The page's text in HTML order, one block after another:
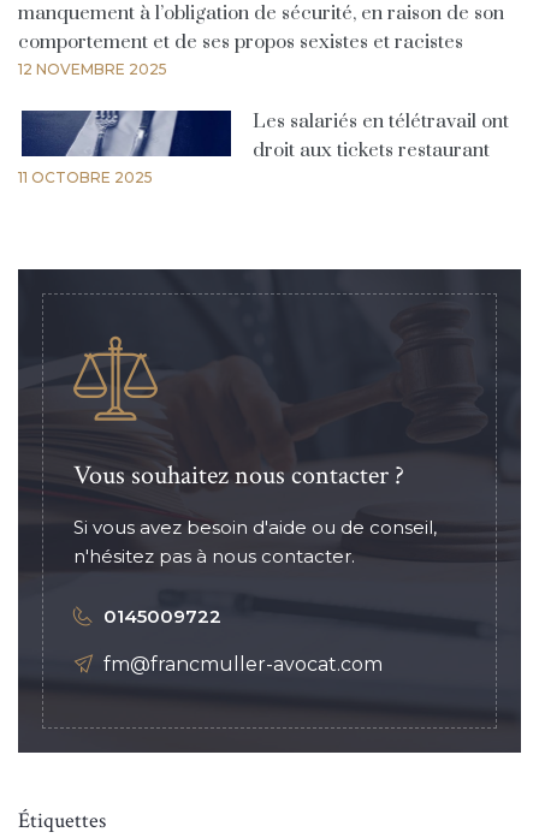
manquement à l’obligation de sécurité, en raison de son
comportement et de ses propos sexistes et racistes
12 NOVEMBRE 2025
Les salariés en télétravail ont
droit aux tickets restaurant
11 OCTOBRE 2025
Vous souhaitez nous contacter ?
Si vous avez besoin d'aide ou de conseil,
n'hésitez pas à nous contacter.
0145009722
fm@francmuller-avocat.com
Étiquettes